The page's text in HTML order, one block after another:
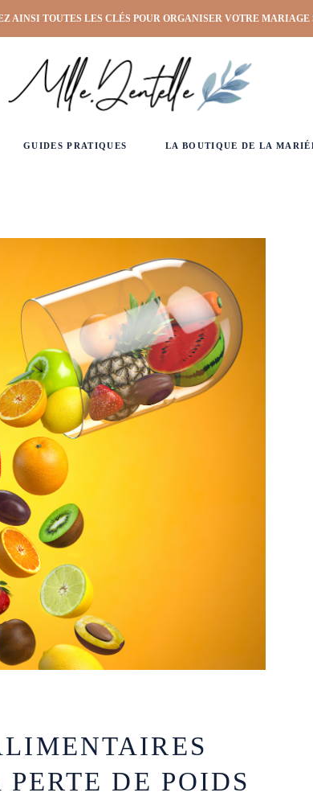
AINSI TOUTES LES CLÉS POUR ORGANISER VOTRE MARIAGE
GUIDES PRATIQUES LA BOUTIQUE DE LA
DE POIDS